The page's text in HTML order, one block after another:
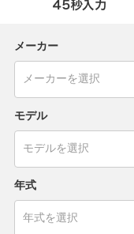
メーカー
モデル
年式